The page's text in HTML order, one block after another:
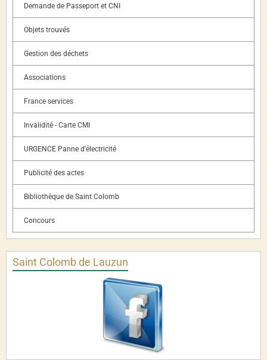
Demande de Passeport et CNI
Objets trouvés
Gestion des déchets
Associations
France services
Invalidité - Carte CMI
URGENCE Panne d'électricité
Publicité des actes
Bibliothèque de Saint Colomb
Concours
Saint Colomb de Lauzun